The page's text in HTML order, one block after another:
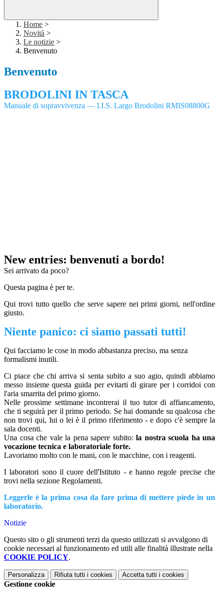
Home >
Novità >
Le notizie >
Benvenuto
Benvenuto
BRODOLINI IN TASCA
Manuale di sopravvivenza — I.I.S. Largo Brodolini RMIS08800G
New entries: benvenuti a bordo!
Sei arrivato da poco?
Questa pagina è per te.
Qui trovi tutto quello che serve sapere nei primi giorni, nell'ordine
giusto.
Niente panico: ci siamo passati tutti!
Qui facciamo le cose in modo abbastanza preciso, ma senza
formalismi inutili.
Ci piace che chi arriva si senta subito a suo agio, quindi abbiamo
messo insieme questa guida per evitarti di girare per i corridoi con
l'aria smarrita del primo giorno.
Nelle prossime settimane incontrerai il tuo tutor di affiancamento,
che ti seguirà per il primo periodo. Se hai domande su qualcosa che
non trovi qui, lui o lei è il primo riferimento - e dopo c'è sempre la
sala docenti.
Una cosa che vale la pena sapere subito: la nostra scuola ha una
vocazione tecnica e laboratoriale forte.
Lavoriamo molto con le mani, con le macchine, con i reagenti.
I laboratori sono il cuore dell'Istituto - e hanno regole precise che
trovi nella sezione Regolamenti.
Leggerle è la prima cosa da fare prima di mettere piede in un
laboratorio.
Notizie
Questo sito o gli strumenti terzi da questo utilizzati si avvalgono di
cookie necessari al funzionamento ed utili alle finalità illustrate nella
COOKIE POLICY.
Personalizza Rifiuta tutti i cookies Accetta tutti i cookies
Gestione cookie